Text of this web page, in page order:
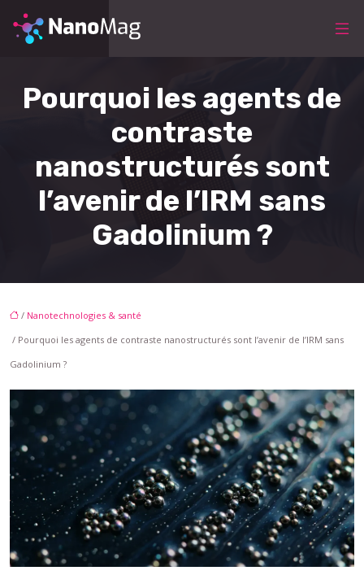
Pourquoi les agents de
contraste
nanostructurés sont
l’avenir de l’IRM sans
Gadolinium ?
/ Nanotechnologies & santé
/ Pourquoi les agents de contraste nanostructurés sont l’avenir de l’IRM sans
Gadolinium ?